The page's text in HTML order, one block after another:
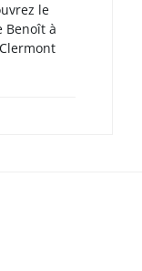
le
Benoît à